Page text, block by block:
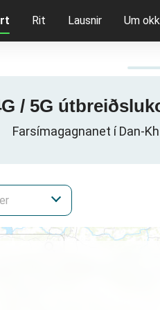
Rit Lausnir Um
/ 5G
Farsímagagnanet í Dan-